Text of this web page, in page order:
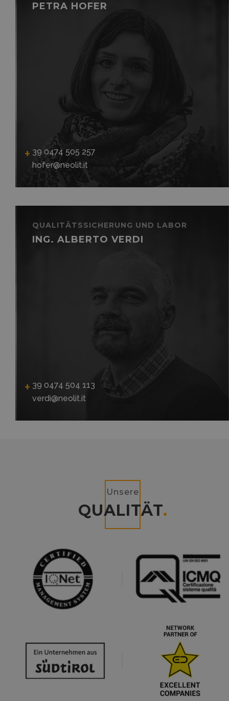
PETRA HOFER
39 0474 505 257
hofer@neolit.it
QUALITÄTSSICHERUNG UND LABOR
ING. ALBERTO VERDI
39 0474 504 113
verdi@neolit.it
Unsere
QUALITÄT.